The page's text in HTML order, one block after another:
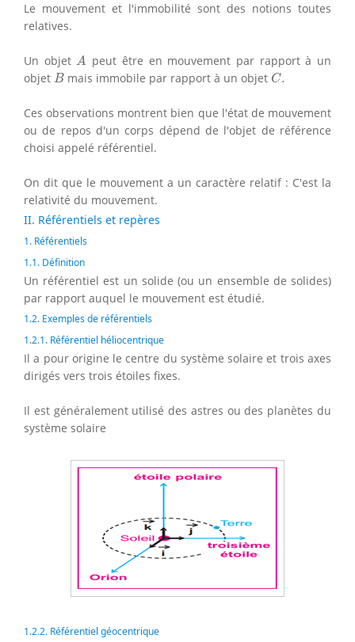
Le mouvement et l'immobilité sont des notions toutes
relatives.
Un objetA
A peut être en mouvement par rapport à un
objet B
B mais immobile par rapport à un objet C.
C.
Ces observations montrent bien que l'état de mouvement
ou de repos d'un corps dépend de l'objet de référence
choisi appelé référentiel.
On dit que le mouvement a un caractère relatif : C'est la
relativité du mouvement.
II. Référentiels et repères
1. Référentiels
1.1. Définition
Un référentiel est un solide (ou un ensemble de solides)
par rapport auquel le mouvement est étudié.
1.2. Exemples de référentiels
1.2.1. Référentiel héliocentrique
Il a pour origine le centre du système solaire et trois axes
dirigés vers trois étoiles fixes.
Il est généralement utilisé des astres ou des planètes du
système solaire
1.2.2. Référentiel géocentrique